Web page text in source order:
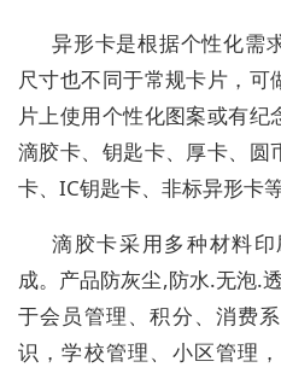
异形卡是根据个性化需
尺寸也不同于常规卡片，
片上使用个性化图案或有纪
滴胶卡、钥匙卡、厚卡、圆
卡、IC钥匙卡、非标异形卡等
滴胶卡采用多种材料
成。产品防灰尘,防水.无泡.
于会员管理、积分、消费
识，学校管理、小区管理